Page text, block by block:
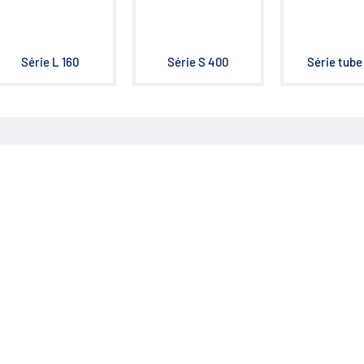
Série L 160 Série S 400 Série tube